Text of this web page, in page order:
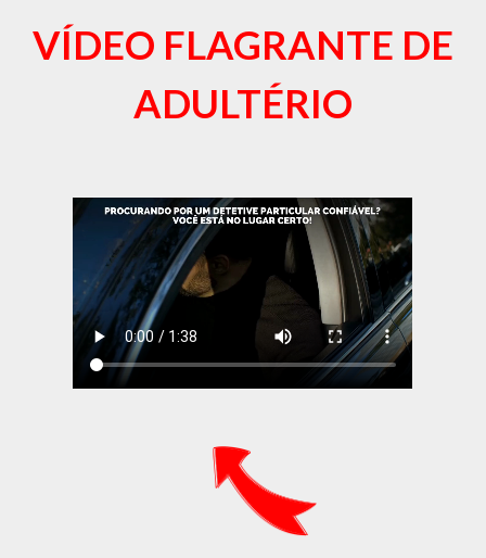
VÍDEO FLAGRANTE DE
ADULTÉRIO